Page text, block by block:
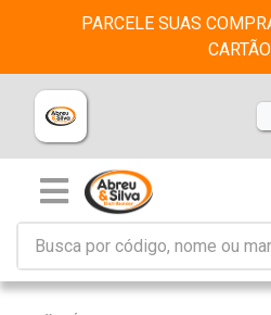
PARCELE SUAS